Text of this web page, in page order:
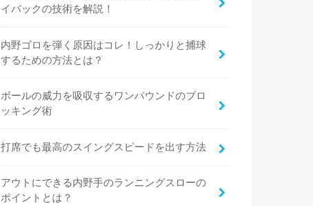
イバックの技術を解説！
内野ゴロを弾く原因はコレ！しっかりと捕球
するための方法とは？
ボールの威力を吸収するワンバウンドのブロ
ッキング術
打席でも最高のスイングスピードを出す方法
アウトにできる内野手のランニングスローの
ポイントとは？